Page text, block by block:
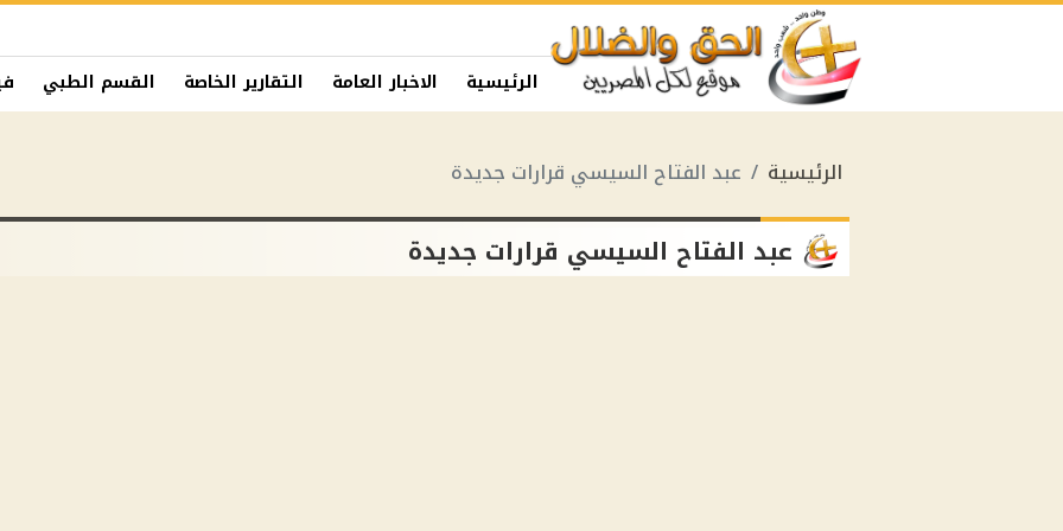
الرئيسية الاخبار العامة التقارير الخاصة القسم الطبي
الرئيسية عبد الفتاح السيسي قرارات جديدة
عبد الفتاح السيسي قرارات جديدة